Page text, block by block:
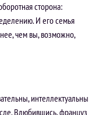
сторона:
И его семья
чем вы, возможно,
интеллектуальны
Влюбившись, француз